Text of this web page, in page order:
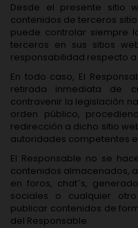
Desde el presente sitio
contenidos de terceros
puede controlar siempre
terceros en sus sitios
responsabilidad respecto
En todo caso, El
retirada inmediata de
contravenir la legislación
orden público,
redirección a dicho sitio
autoridades competentes
El Responsable no se
contenidos almacenados,
en foros, chat´s,
sociales o cualquier
publicar contenidos de
del Responsable.